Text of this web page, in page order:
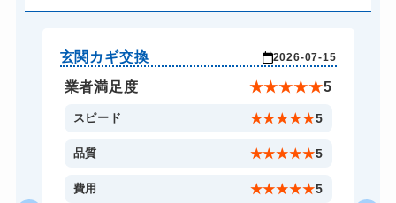
スーツケースカギ開け 8,800円～(税込)
スーツケースカギ作成 8,800円～(税込)
金庫カギ開け 14,300円～(税込)
金庫カギ修理 11,000円～(税込)
11,000円～(税込)
玄関カギ交換 2026-07-15
業者満足度 ★★★★★5
スピード ★★★★★5
品質 ★★★★★5
費用 ★★★★★5